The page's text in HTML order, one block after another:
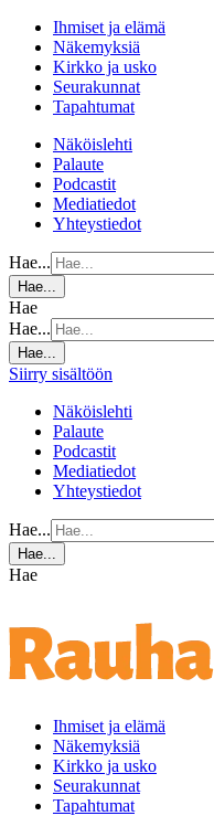
Ihmiset ja elämä
Näkemyksiä
Kirkko ja usko
Seurakunnat
Tapahtumat
Näköislehti
Palaute
Podcastit
Mediatiedot
Yhteystiedot
Hae...
Hae...
Hae
Hae...
Hae...
Siirry sisältöön
Näköislehti
Palaute
Podcastit
Mediatiedot
Yhteystiedot
Hae...
Hae...
Hae
Ihmiset ja elämä
Näkemyksiä
Kirkko ja usko
Seurakunnat
Tapahtumat